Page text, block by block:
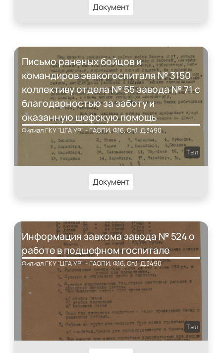
Документ
Письмо раненых бойцов и
командиров эвакогоспиталя № 3150
коллективу отдела № 55 завода № 71 с
благодарностью за заботу и
оказанную шефскую помощь
Филиал ГКУ "ЦГА УР" - ГАОПИ, Ф.16, Оп.1, Д.3490
Тыл
Документ
Информация завкома завода № 524 о
работе в подшефном госпитале
Филиал ГКУ "ЦГА УР" - ГАОПИ, Ф.16, Оп.1, Д.3490
Тыл